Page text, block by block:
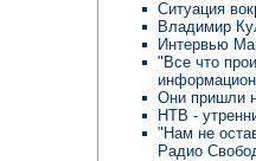
Ситуация
Владимир
Интервью
"Все что
Они пришли
НТВ -
"Нам не
Радио